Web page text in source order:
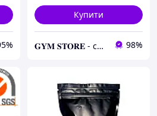
Купити
𝐆𝐘𝐌 𝐒𝐓𝐎𝐑𝐄 - спортивні добавки 98%